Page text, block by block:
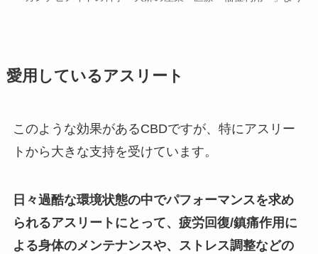
愛用しているアスリート
このような効果があるCBDですが、特にアスリー
トから大きな支持を受けています。
日々過酷な環境状態の中でパフォーマンスを求め
られるアスリートにとって、疲労回復/鎮痛作用に
よる身体のメンテナンスや、ストレス調整などの